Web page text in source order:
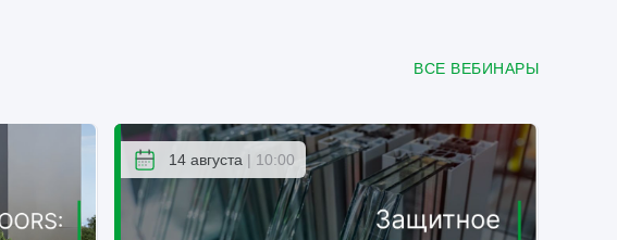
ВСЕ ВЕБИНАРЫ
14 августа | 10:00